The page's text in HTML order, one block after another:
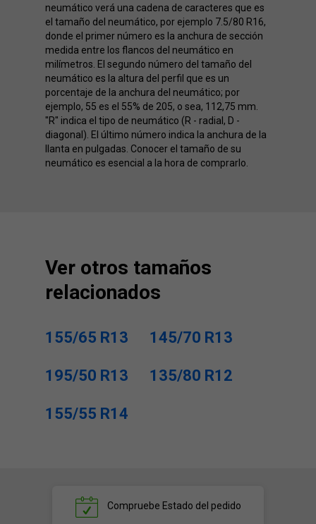
neumático verá una cadena de caracteres que es
el tamaño del neumático, por ejemplo 7.5/80 R16,
donde el primer número es la anchura de sección
medida entre los flancos del neumático en
milímetros. El segundo número del tamaño del
neumático es la altura del perfil que es un
porcentaje de la anchura del neumático; por
ejemplo, 55 es el 55% de 205, o sea, 112,75 mm.
"R" indica el tipo de neumático (R - radial, D -
diagonal). El último número indica la anchura de la
llanta en pulgadas. Conocer el tamaño de su
neumático es esencial a la hora de comprarlo.
Ver otros tamaños
relacionados
155/65 R13 145/70 R13
195/50 R13 135/80 R12
155/55 R14
Compruebe Estado del pedido